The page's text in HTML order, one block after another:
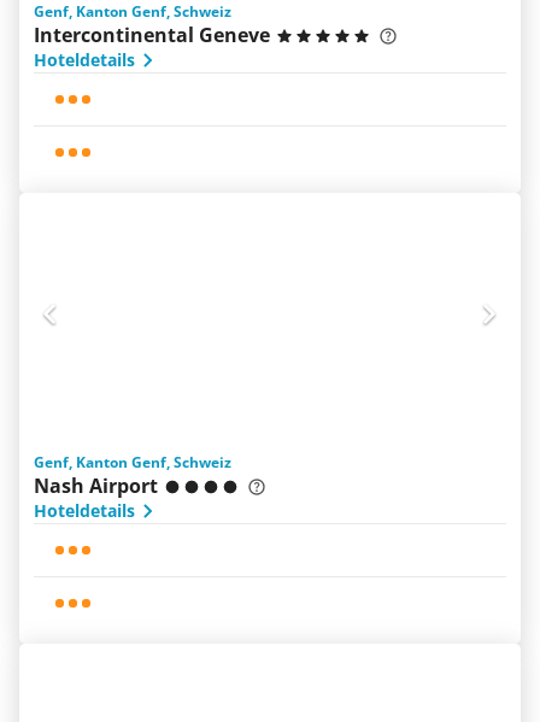
Genf, Kanton Genf, Schweiz
Intercontinental Geneve
Hoteldetails
Genf, Kanton Genf, Schweiz
Nash Airport
Hoteldetails